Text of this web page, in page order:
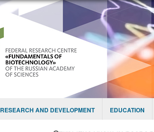
RESEARCH AND DEVELOPMENT EDUCATION